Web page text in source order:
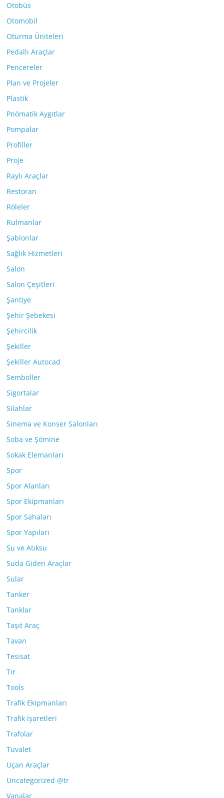
Otobüs
Otomobil
Oturma Üniteleri
Pedallı Araçlar
Pencereler
Plan ve Projeler
Plastik
Pnömatik Aygıtlar
Pompalar
Profiller
Proje
Raylı Araçlar
Restoran
Röleler
Rulmanlar
Şablonlar
Sağlık Hizmetleri
Salon
Salon Çeşitleri
Şantiye
Şehir Şebekesi
Şehircilik
Şekiller
Şekiller Autocad
Semboller
Sigortalar
Silahlar
Sinema ve Konser Salonları
Soba ve Şömine
Sokak Elemanları
Spor
Spor Alanları
Spor Ekipmanları
Spor Sahaları
Spor Yapıları
Su ve Atıksu
Suda Giden Araçlar
Sular
Tanker
Tanklar
Taşıt Araç
Tavan
Tesisat
Tır
Tools
Trafik Ekipmanları
Trafik işaretleri
Trafolar
Tuvalet
Uçan Araçlar
Uncategorized @tr
Vanalar